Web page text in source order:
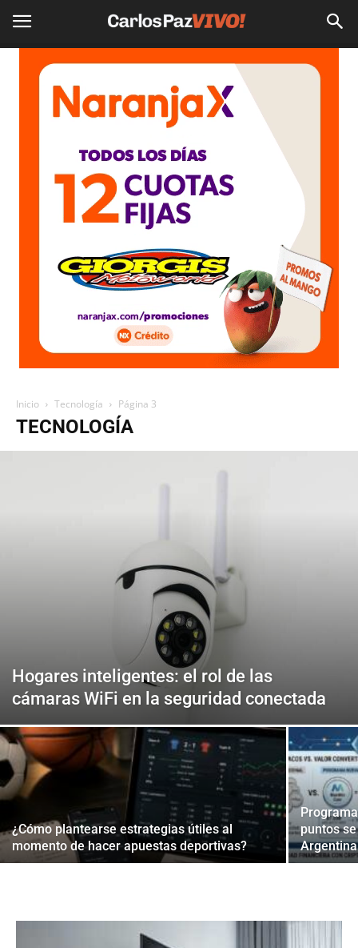
Inicio Tecnología Página 3
TECNOLOGÍA
Hogares inteligentes: el rol de las
cámaras WiFi en la seguridad conectada
¿Cómo plantearse estrategias útiles al
momento de hacer apuestas deportivas?
puntos
Argentina